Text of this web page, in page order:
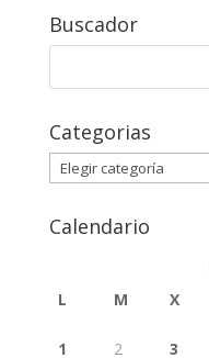
Buscador
Buscar:
Categorias
Categorias
Calendario
L M X
1 2 3